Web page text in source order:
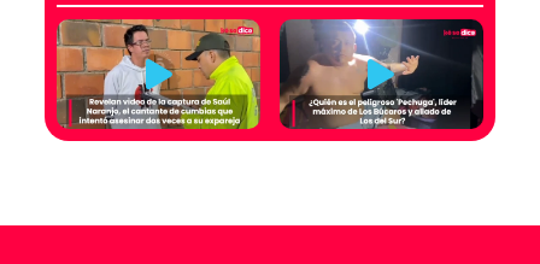
digitales, suplantación de grupos armados y presión
directa sobre establecimientos comerciales. La
investigación no comenzó con la captura, sino con el
temor de un comerciante que empezó a recibir
mensajes y llamadas en las que le exigían dinero a